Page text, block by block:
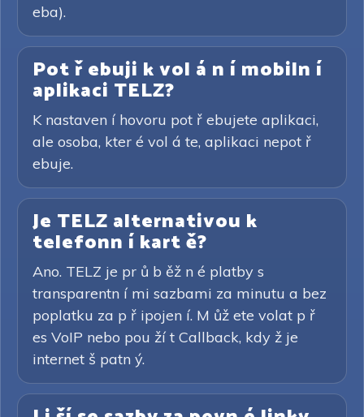
eba).
Pot ř ebuji k vol á n í mobiln í
aplikaci TELZ?
K nastaven í hovoru pot ř ebujete aplikaci,
ale osoba, kter é vol á te, aplikaci nepot ř
ebuje.
Je TELZ alternativou k
telefonn í kart ě?
Ano. TELZ je pr ů b ěž n é platby s
transparentn í mi sazbami za minutu a bez
poplatku za p ř ipojen í. M ůž ete volat p ř
es VoIP nebo pou ží t Callback, kdy ž je
internet š patn ý.